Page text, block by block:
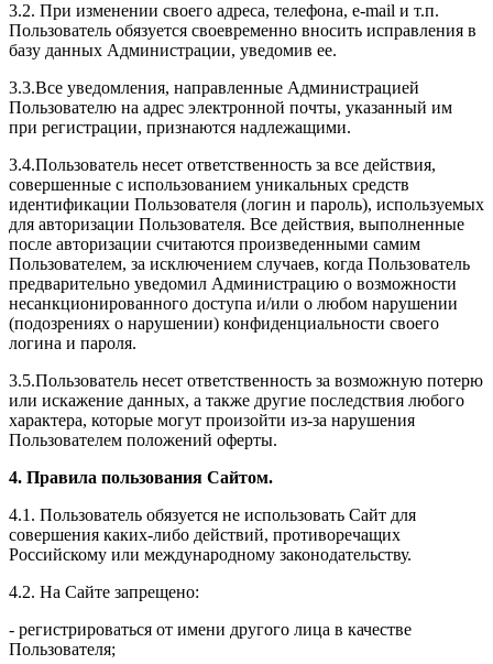
3.2. При изменении своего адреса, телефона, e-mail и т.п.
Пользователь обязуется своевременно вносить исправления в
базу данных Администрации, уведомив ее.
3.3.Все уведомления, направленные Администрацией
Пользователю на адрес электронной почты, указанный им
при регистрации, признаются надлежащими.
3.4.Пользователь несет ответственность за все действия,
совершенные с использованием уникальных средств
идентификации Пользователя (логин и пароль), используемых
для авторизации Пользователя. Все действия, выполненные
после авторизации считаются произведенными самим
Пользователем, за исключением случаев, когда Пользователь
предварительно уведомил Администрацию о возможности
несанкционированного доступа и/или о любом нарушении
(подозрениях о нарушении) конфиденциальности своего
логина и пароля.
3.5.Пользователь несет ответственность за возможную потерю
или искажение данных, а также другие последствия любого
характера, которые могут произойти из-за нарушения
Пользователем положений оферты.
4. Правила пользования Сайтом.
4.1. Пользователь обязуется не использовать Сайт для
совершения каких-либо действий, противоречащих
Российскому или международному законодательству.
4.2. На Сайте запрещено:
- регистрироваться от имени другого лица в качестве
Пользователя;